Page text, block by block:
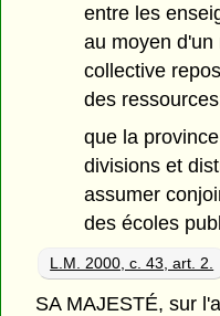
entre les
au moyen
collective
des
que la
divisions et
assumer
des écoles
L.M. 2000, c. 43, art. 2.
SA MAJESTÉ, sur